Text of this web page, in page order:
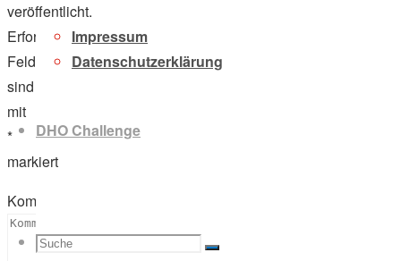
Impressum
Datenschutzerklärung
DHO Challenge
Suche
Suchen
Suche
veröffentlicht.
Erforderliche
Felder
sind
mit
*
markiert
Kommentar